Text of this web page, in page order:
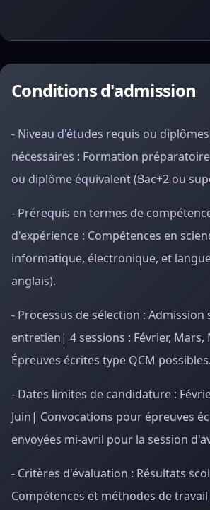
Conditions d'admission
- Niveau d'études requis ou
nécessaires : Formation
ou diplôme équivalent (Bac+2 ou
- Prérequis en termes de
d'expérience : Compétences en
informatique, électronique, et
anglais).
- Processus de sélection :
entretien| 4 sessions : Février, Mars,
Épreuves écrites type QCM possibles.
- Dates limites de candidature :
Juin| Convocations pour épreuves
envoyées mi-avril pour la session
- Critères d'évaluation : Résultats
Compétences et méthodes de travail